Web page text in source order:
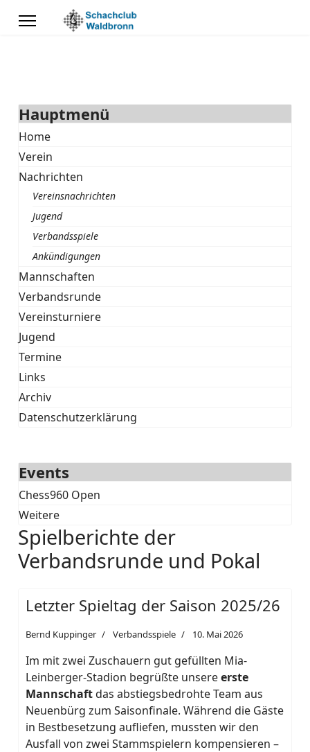
Hauptmenü
Home
Verein
Nachrichten
Vereinsnachrichten
Jugend
Verbandsspiele
Ankündigungen
Mannschaften
Verbandsrunde
Vereinsturniere
Jugend
Termine
Links
Archiv
Datenschutzerklärung
Events
Chess960 Open
Weitere
Spielberichte der
Verbandsrunde und Pokal
Letzter Spieltag der Saison 2025/26
Bernd Kuppinger Verbandsspiele 10. Mai 2026
Im mit zwei Zuschauern gut gefüllten Mia-
Leinberger-Stadion begrüßte unsereerste
Mannschaftdas abstiegsbedrohte Team aus
Neuenbürg zum Saisonfinale. Während die Gäste
in Bestbesetzung aufliefen, mussten wir den
Ausfall von zwei Stammspielern kompensieren –